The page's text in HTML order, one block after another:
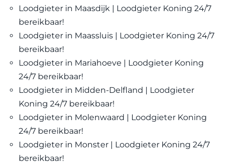
Loodgieter in Maasdijk | Loodgieter Koning 24/7
bereikbaar!
Loodgieter in Maassluis | Loodgieter Koning 24/7
bereikbaar!
Loodgieter in Mariahoeve | Loodgieter Koning
24/7 bereikbaar!
Loodgieter in Midden-Delfland | Loodgieter
Koning 24/7 bereikbaar!
Loodgieter in Molenwaard | Loodgieter Koning
24/7 bereikbaar!
Loodgieter in Monster | Loodgieter Koning 24/7
bereikbaar!